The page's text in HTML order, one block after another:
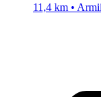
11,4 km •